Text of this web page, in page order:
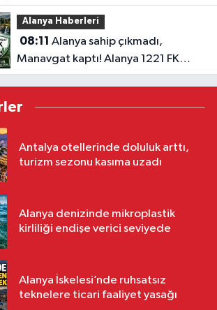
ay süre
Alanya Haberleri
08:11
Manavgat kaptı! Alanya 1221 FK
tarihe karışıyor
Antalya otellerinde doluluk arttı,
turizm sezonu kasıma uzadı
Alanya denizinde mikroplastik
kirliliği endişe verici seviyede
Alanya İskelesi’nde ruhsatsız
teknelere ticari faaliyet yasağı